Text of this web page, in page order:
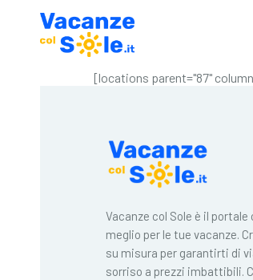
[locations parent="87"
Vacanze col Sole è il
meglio per le tue vacanze.
su misura per garantirti di
sorriso a prezzi imbattibili.